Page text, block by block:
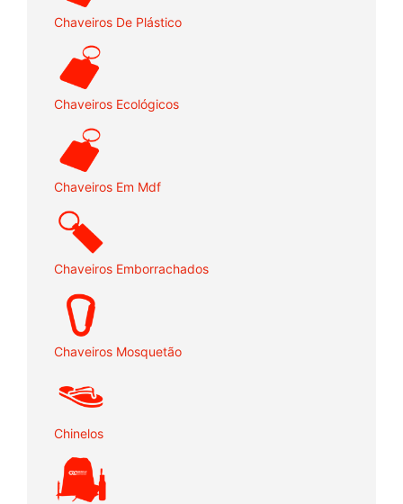
Chaveiros De Plástico
Chaveiros Ecológicos
Chaveiros Em Mdf
Chaveiros Emborrachados
Chaveiros Mosquetão
Chinelos